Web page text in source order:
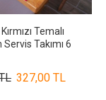
Temalı
Takımı 6
327,00 TL